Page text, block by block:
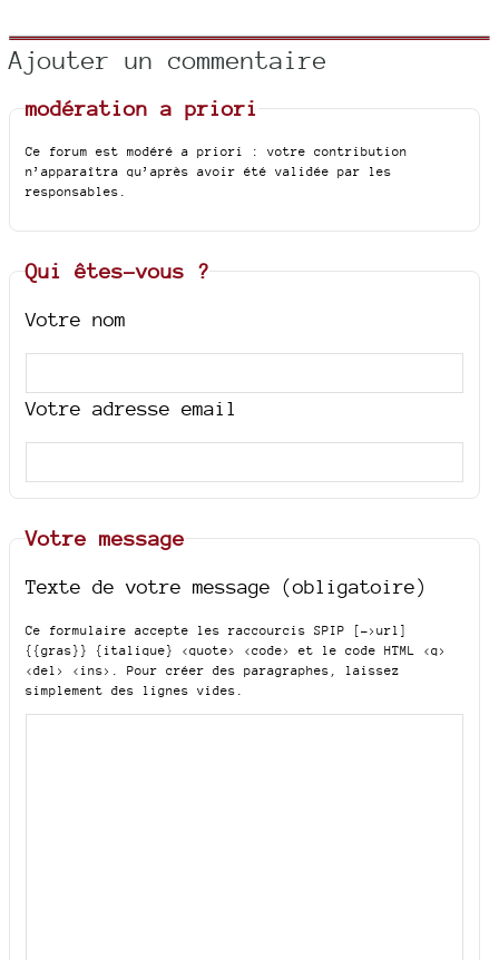
Ajouter un commentaire
modération a priori
Ce forum est modéré a priori : votre contribution
n’apparaîtra qu’après avoir été validée par les
responsables.
Qui êtes-vous ?
Votre nom
Votre adresse email
Votre message
Texte de votre message (obligatoire)
Ce formulaire accepte les raccourcis SPIP
[->url]
{{gras}} {italique} <quote> <code>
et le code HTML <q>
<del> <ins>
. Pour créer des paragraphes, laissez
simplement des lignes vides.